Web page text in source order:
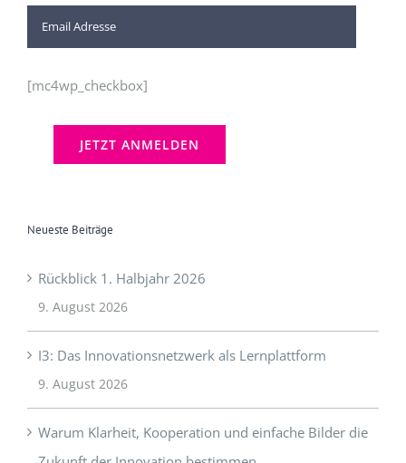
9. August 2026
9. August 2026
Zukunft der Innovation bestimmen